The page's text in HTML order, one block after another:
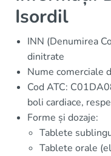
Isordil
INN (Denumirea
dinitrate
Nume comerciale
Cod ATC:
boli cardiace,
Forme și dozaje:
Tablete
Tablete orale